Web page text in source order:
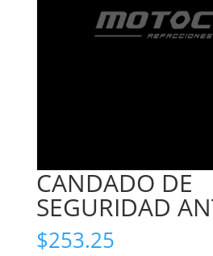
CANDADO DE
SEGURIDAD
$253.25